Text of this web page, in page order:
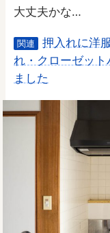
大丈夫かな…
関連
押入れに洋
れ・クローゼッ
ました